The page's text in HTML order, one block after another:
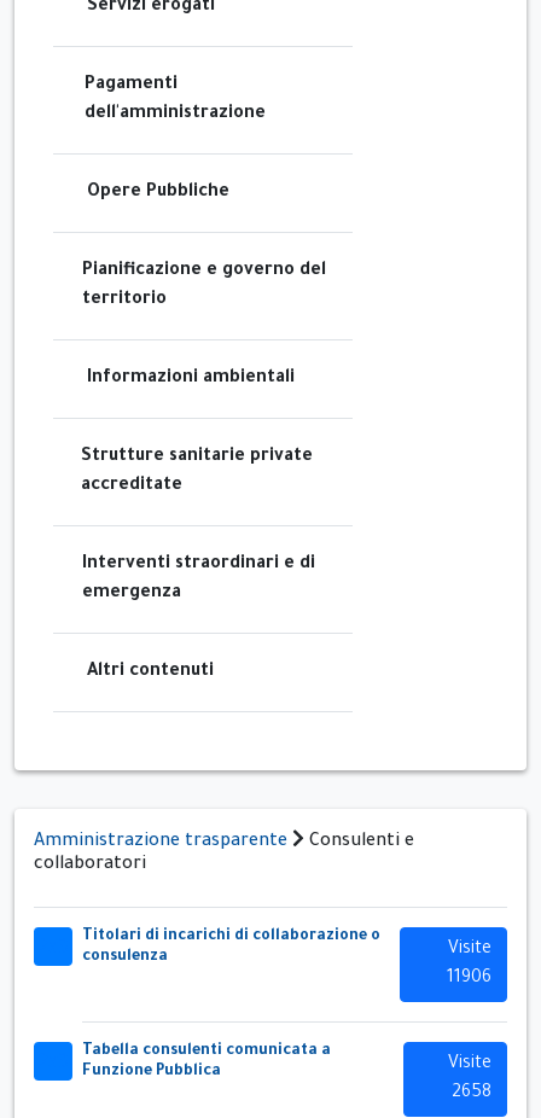
Servizi erogati
Pagamenti
dell'amministrazione
Opere Pubbliche
Pianificazione e governo del
territorio
Informazioni ambientali
Strutture sanitarie private
accreditate
Interventi straordinari e di
emergenza
Altri contenuti
Amministrazione trasparente
Consulenti e
collaboratori
Titolari di incarichi di collaborazione o
consulenza
Visite
11906
Tabella consulenti comunicata a
Funzione Pubblica
Visite
2658